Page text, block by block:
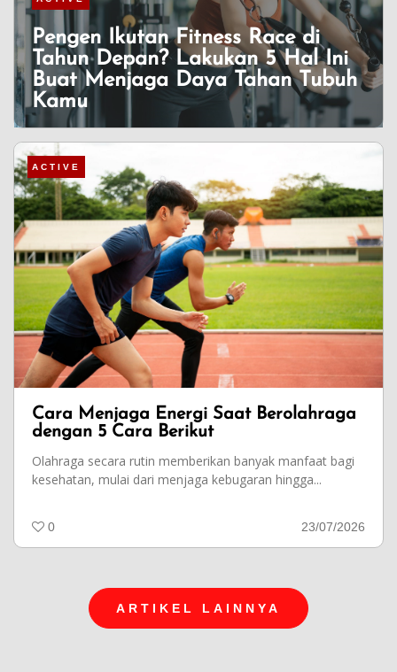
Pengen Ikutan Fitness Race di
Tahun Depan? Lakukan 5 Hal Ini
Buat Menjaga Daya Tahan Tubuh
Kamu
ACTIVE
Cara Menjaga Energi Saat Berolahraga
dengan 5 Cara Berikut
Olahraga secara rutin memberikan banyak manfaat bagi
kesehatan, mulai dari menjaga kebugaran hingga...
0 23/07/2026
ARTIKEL LAINNYA